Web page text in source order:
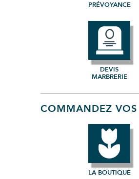
PRÉVOYANCE
DEVIS
MARBRERIE
COMMANDEZ VOS
LA BOUTIQUE